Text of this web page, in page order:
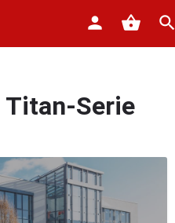
Titan-Serie